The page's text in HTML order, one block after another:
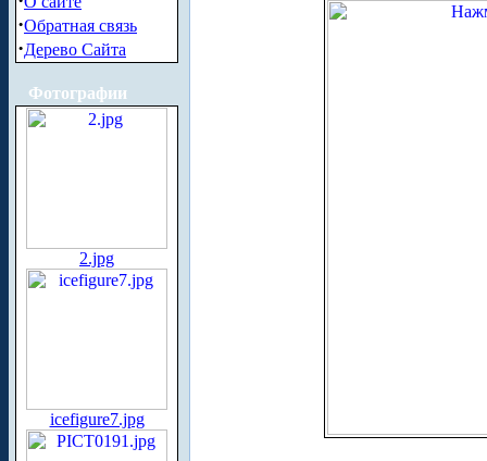
·Обратная связь
·Дерево Сайта
Фотографии
2.jpg
icefigure7.jpg